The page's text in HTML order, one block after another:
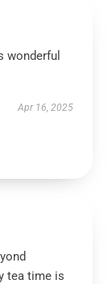
wonderful
Apr 16, 2025
tea time is